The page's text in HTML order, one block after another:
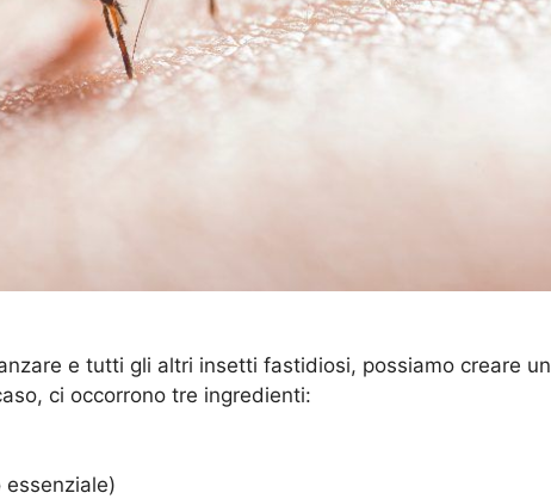
e tutti gli altri insetti fastidiosi, possiamo creare un
ci occorrono tre ingredienti:
essenziale)